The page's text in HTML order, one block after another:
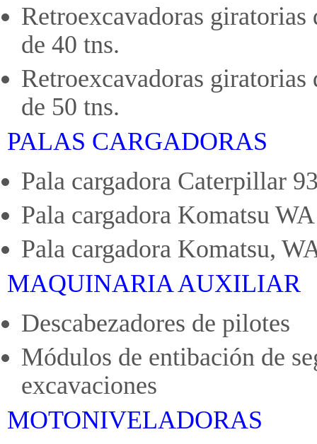
Retroexcavadoras giratorias
de 40 tns.
Retroexcavadoras giratorias
de 50 tns.
PALAS CARGADORAS
Pala cargadora Caterpillar
Pala cargadora Komatsu
Pala cargadora Komatsu,
MAQUINARIA AUXILIAR
Descabezadores de pilotes
Módulos de entibación de
excavaciones
MOTONIVELADORAS